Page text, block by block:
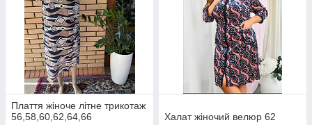
Плаття жіноче літне трикотаж
56,58,60,62,64,66
Халат жіночий велюр 62